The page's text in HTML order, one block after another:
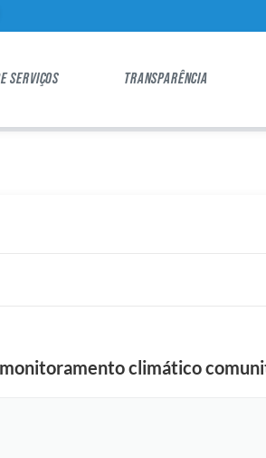
SERVIÇOS TRANSPARÊNCIA
monitoramento climático